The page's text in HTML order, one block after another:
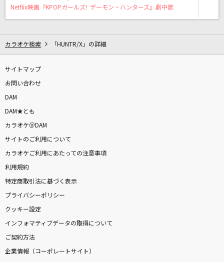
未完成婚姻論
Dannie May
God knows...
God knows...
涼宮ハルヒ(CV.平野綾)
もーいーかい？
DAMの新曲・ランキングなど
Netflix映画『KPOPガールズ! デーモン・ハンターズ』劇中歌
カラオケ検索 「HUNTR/X」の詳細
サイトマップ
お問い合わせ
DAM
DAM★とも
カラオケ＠DAM
サイトのご利用について
カラオケご利用にあたっての注意事項
利用規約
特定商取引法に基づく表示
プライバシーポリシー
クッキー設定
インフォマティブデータの取得について
ご契約方法
企業情報（コーポレートサイト）